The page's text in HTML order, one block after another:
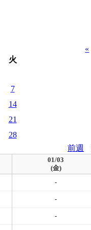
«
火
7
14
21
28
前週
01/03
(金)
-
-
-